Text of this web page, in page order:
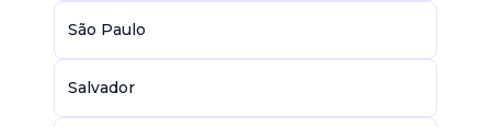
São Paulo
Salvador